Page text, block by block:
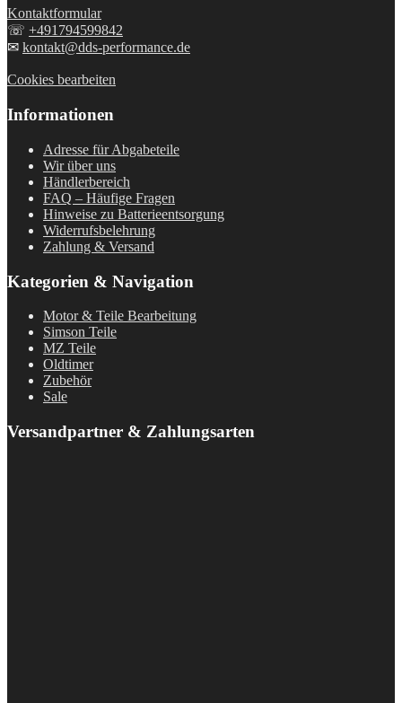
Kontaktformular
☏ +491794599842
✉ kontakt@dds-performance.de
Cookies bearbeiten
Informationen
Adresse für Abgabeteile
Wir über uns
Händlerbereich
FAQ – Häufige Fragen
Hinweise zu Batterieentsorgung
Widerrufsbelehrung
Zahlung & Versand
Kategorien & Navigation
Motor & Teile Bearbeitung
Simson Teile
MZ Teile
Oldtimer
Zubehör
Sale
Versandpartner & Zahlungsarten